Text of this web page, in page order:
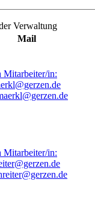
Verwaltung
Mail